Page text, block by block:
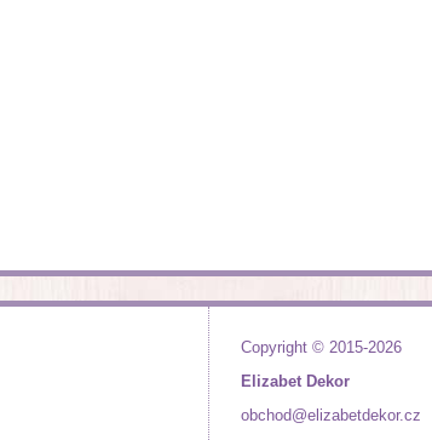
Copyright © 2015-2026
Elizabet Dekor
obchod@elizabetdekor.cz